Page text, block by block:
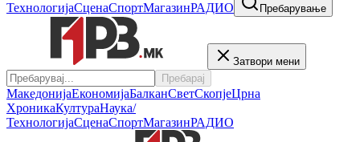
ТехнологијаСценаСпортМагазинРАДИО Пребарување
Затвори мени
Пребарај
МакедонијаЕкономијаБалканСветСкопјеЦрна
ХроникаКултураНаука/
ТехнологијаСценаСпортМагазинРАДИО